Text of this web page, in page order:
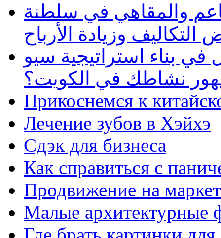
والمقاهي في سلطنة
وزيادة الأرباح
بناء استراتيجية سيو
نشاطك في الكويت؟
Прикоснемся к
Лечение зубов в Хэйхэ
Сдэк для бизнеса
Как справиться с
Продвижение на
Малые архитектурные